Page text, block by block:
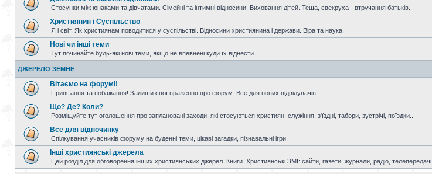
Стосунки між юнаками та дівчатами. Сімейні та інтимні відносини. Виховання дітей. Теща, свекруха - втручання батьків.
Християнин і Суспільство
Я і світ. Як християнам поводитися у суспільстві. Відносини християнина і держави. Віра та наука.
Нові чи інші теми
Тут починайте будь-які нові теми, якщо не впевнені куди їх віднести.
ДЖЕРЕЛО ЗЕМНЕ
Вітаємо на форумі!
Привітання та побажання! Залиши свої враження про форум. Все для нових відвідувачів!
Що? Де? Коли?
Розміщуйте тут оголошення про заплановані заходи, які стосуються християн: служіння, з'їздні, табори, зустрічі, поїздки...
Все для відпочинку
Спілкування учасників форуму на буденні теми, цікаві загадки, пізнавальні ігри.
Інші християнські джерела
Цей розділ для обговорення інших християнських джерел. Книги. Християнські ЗМІ: сайти, газети, журнали, радіо, телепередачі.